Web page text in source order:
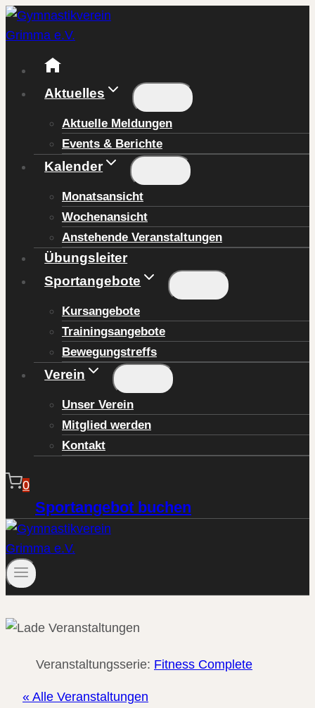
Zum
Inhalt
springen
Aktuelles
Aktuelle Meldungen
Events & Berichte
Kalender
Monatsansicht
Wochenansicht
Anstehende Veranstaltungen
Übungsleiter
Sportangebote
Kursangebote
Trainingsangebote
Bewegungstreffs
Verein
Unser Verein
Mitglied werden
Kontakt
0
Sportangebot buchen
Veranstaltungsserie: Fitness Complete
« Alle Veranstaltungen